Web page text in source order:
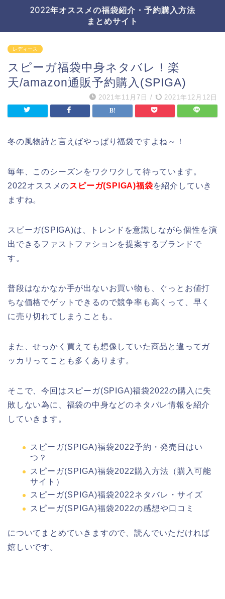
2022年オススメの福袋紹介・予約購入方法
まとめサイト
レディース
スピーガ福袋中身ネタバレ！楽
天/amazon通販予約購入(SPIGA)
2021年11月7日 / 2021年12月12日
冬の風物詩と言えばやっぱり福袋ですよね～！
毎年、このシーズンをワクワクして待っています。
2022オススメのスピーガ(SPIGA)福袋を紹介していき
ますね。
スピーガ(SPIGA)は、トレンドを意識しながら個性を演
出できるファストファションを提案するブランドで
す。
普段はなかなか手が出ないお買い物も、ぐっとお値打
ちな価格でゲットできるので競争率も高くって、早く
に売り切れてしまうことも。
また、せっかく買えても想像していた商品と違ってガ
ッカリってことも多くあります。
そこで、今回はスピーガ(SPIGA)福袋2022の購入に失
敗しない為に、福袋の中身などのネタバレ情報を紹介
していきます。
スピーガ(SPIGA)福袋2022予約・発売日はい
つ？
スピーガ(SPIGA)福袋2022購入方法（購入可能
サイト）
スピーガ(SPIGA)福袋2022ネタバレ・サイズ
スピーガ(SPIGA)福袋2022の感想や口コミ
についてまとめていきますので、読んでいただければ
嬉しいです。